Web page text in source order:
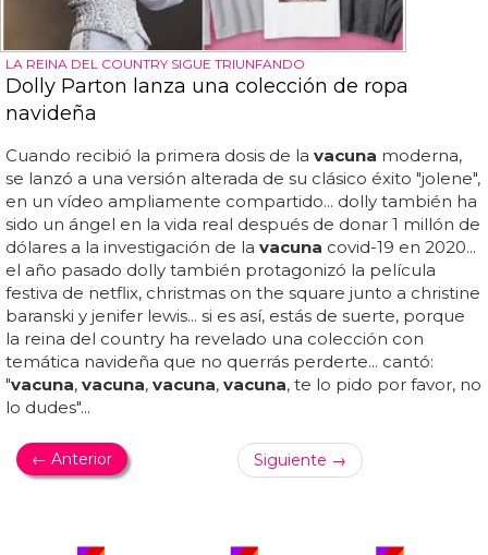
LA REINA DEL COUNTRY SIGUE TRIUNFANDO
Dolly Parton lanza una colección de ropa
navideña
Cuando recibió la primera dosis de la vacuna moderna,
se lanzó a una versión alterada de su clásico éxito "jolene",
en un vídeo ampliamente compartido... dolly también ha
sido un ángel en la vida real después de donar 1 millón de
dólares a la investigación de la vacuna covid-19 en 2020...
el año pasado dolly también protagonizó la película
festiva de netflix, christmas on the square junto a christine
baranski y jenifer lewis... si es así, estás de suerte, porque
la reina del country ha revelado una colección con
temática navideña que no querrás perderte... cantó:
"vacuna, vacuna, vacuna, vacuna, te lo pido por favor, no
lo dudes"...
← Anterior Siguiente →